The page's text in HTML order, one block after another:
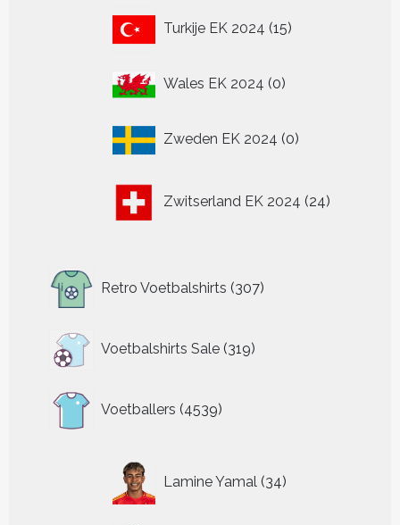
Turkije EK 2024 15
producten
Wales EK 2024 00
Zweden EK 2024 0
producten
Zwitserland EK 2024 24
producten
Retro Voetbalshirts 307
producten
Voetbalshirts Sale 319
319
producten
Voetballers 4539
producten
Lamine Yamal 34
producten